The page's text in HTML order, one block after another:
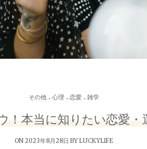
その他. 心理 . 恋愛. 雑学
！本当に知りたい恋愛
ON 2023年8月28日 BYLUCKYLIFE